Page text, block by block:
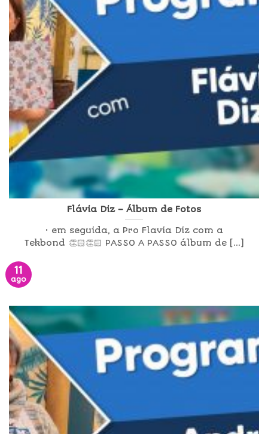
Flávia Diz – Álbum de Fotos
• em seguida, a Pro Flavia Diz com a
Tekbond 👏🏻👏🏻 PASSO A PASSO álbum de [...]
11
ago